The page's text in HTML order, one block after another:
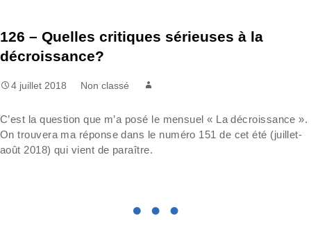
126 – Quelles critiques sérieuses à la
décroissance?
4 juillet 2018 Non classé
C’est la question que m’a posé le mensuel « La décroissance ».
On trouvera ma réponse dans le numéro 151 de cet été (juillet-
août 2018) qui vient de paraître.